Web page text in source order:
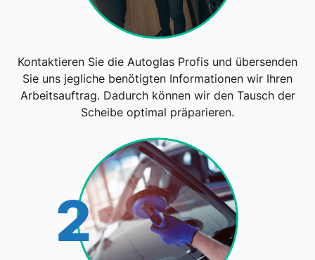
Kontaktieren Sie die Autoglas Profis und übersenden
Sie uns jegliche benötigten Informationen wir Ihren
Arbeitsauftrag. Dadurch können wir den Tausch der
Scheibe optimal präparieren.
2